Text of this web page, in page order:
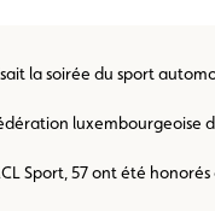
la soirée du sport
Sport, 57 ont été